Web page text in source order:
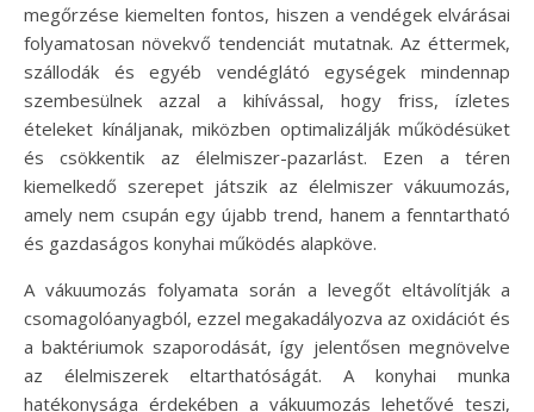
megőrzése kiemelten fontos, hiszen a vendégek elvárásai
folyamatosan növekvő tendenciát mutatnak. Az éttermek,
szállodák és egyéb vendéglátó egységek mindennap
szembesülnek azzal a kihívással, hogy friss, ízletes
ételeket kínáljanak, miközben optimalizálják működésüket
és csökkentik az élelmiszer-pazarlást. Ezen a téren
kiemelkedő szerepet játszik az élelmiszer vákuumozás,
amely nem csupán egy újabb trend, hanem a fenntartható
és gazdaságos konyhai működés alapköve.
A vákuumozás folyamata során a levegőt eltávolítják a
csomagolóanyagból, ezzel megakadályozva az oxidációt és
a baktériumok szaporodását, így jelentősen megnövelve
az élelmiszerek eltarthatóságát. A konyhai munka
hatékonysága érdekében a vákuumozás lehetővé teszi,